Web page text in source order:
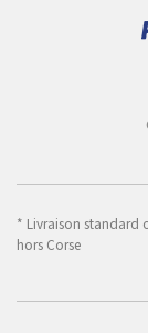
* Livraison standard
hors Corse